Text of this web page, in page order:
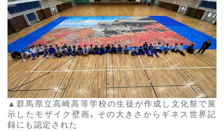
▲群馬県立高崎高等学校の生徒が作成し文化祭で展
示したモザイク壁画。その大きさからギネス世界記
録にも認定された